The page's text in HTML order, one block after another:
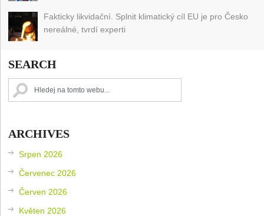
Fakticky likvidační. Splnit klimatický cíl EU je pro Česko
nereálné, tvrdí experti
SEARCH
ARCHIVES
Srpen 2026
Červenec 2026
Červen 2026
Květen 2026